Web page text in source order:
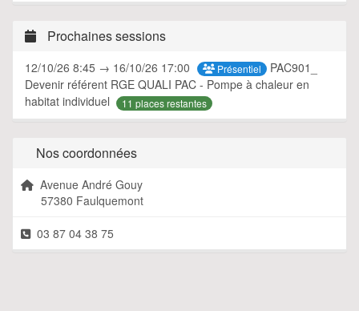
Prochaines sessions
12/10/26 8:45 → 16/10/26 17:00 Présentiel
PAC901_
Devenir référent RGE QUALI PAC - Pompe à chaleur en
habitat individuel
11 places restantes
Nos coordonnées
Avenue André Gouy
57380 Faulquemont
03 87 04 38 75